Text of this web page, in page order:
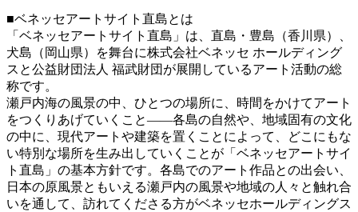
■ベネッセアートサイト直島とは
「ベネッセアートサイト直島」は、直島・豊島（香川県）、
犬島（岡山県）を舞台に株式会社ベネッセ ホールディング
スと公益財団法人 福武財団が展開しているアート活動の総
称です。
瀬戸内海の風景の中、ひとつの場所に、時間をかけてアート
をつくりあげていくこと――各島の自然や、地域固有の文化
の中に、現代アートや建築を置くことによって、どこにもな
い特別な場所を生み出していくことが「ベネッセアートサイ
ト直島」の基本方針です。各島でのアート作品との出会い、
日本の原風景ともいえる瀬戸内の風景や地域の人々と触れ合
いを通して、訪れてくださる方がベネッセホールディングス